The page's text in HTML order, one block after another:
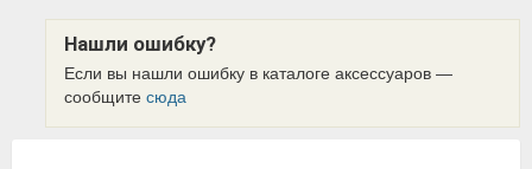
Нашли ошибку?
Если вы нашли ошибку в каталоге аксессуаров —
сообщите сюда